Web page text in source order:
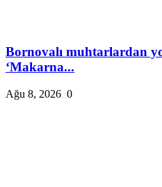
Bornovalı muhtarlardan
‘Makarna...
Ağu 8, 2026 0